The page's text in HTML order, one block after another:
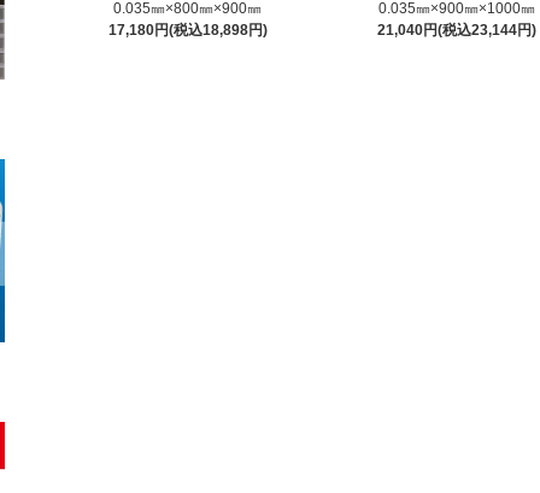
0.035㎜×800㎜×900㎜
17,180円(税込18,898円)
0.035㎜×900㎜×1000㎜
21,040円(税込23,144円)